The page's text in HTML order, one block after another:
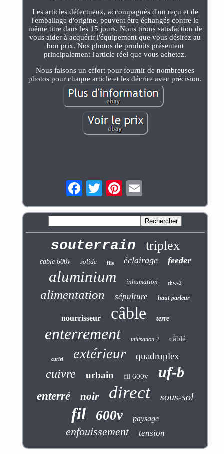
Les articles défectueux, accompagnés d'un reçu et de
l'emballage d'origine, peuvent être échangés contre le
même titre dans les 15 jours. Nous tirons satisfaction de
vous aider à acquérir l'équipement que vous désirez au
bon prix. Nos photos de produits présentent
principalement l'article réel que vous achetez.
Nous faisons un effort pour fournir de nombreuses
photos pour chaque article et les décrire avec précision.
souterrain triplex
cable 600v solide fils éclairage feeder
aluminium inhumation rhw-2
alimentation sépulture haut-parleur
nourrisseur câble terre
enterrement utilisation-2 câblé
curiel extérieur quadruplex
cuivre urbain fil 600v uf-b
enterré noir direct sous-sol
fil 600v paysage
enfouissement tension